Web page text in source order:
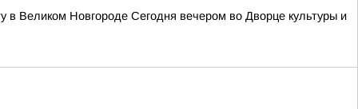
Великом Новгороде Сегодня вечером во Дворце культуры и